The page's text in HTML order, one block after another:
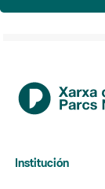
Institución